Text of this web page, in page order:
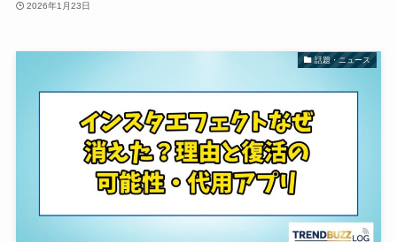
2026年1月23日
話題・ニュース